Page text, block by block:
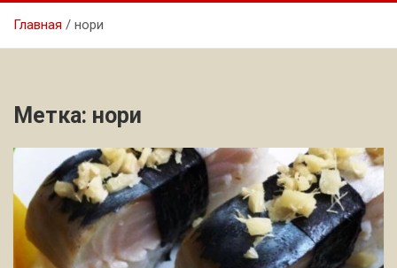
Главная нори
Метка: нори